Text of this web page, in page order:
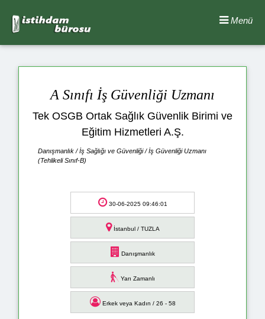
Menü
A Sınıfı İş Güvenliği Uzmanı
Tek OSGB Ortak Sağlık Güvenlik Birimi ve
Eğitim Hizmetleri A.Ş.
Danışmanlık / İş Sağlığı ve Güvenliği / İş Güvenliği Uzmanı
(Tehlikeli Sınıf-B)
30-06-2025 09:46:01
İstanbul / TUZLA
Danışmanlık
Yarı Zamanlı
Erkek veya Kadın / 26 - 58